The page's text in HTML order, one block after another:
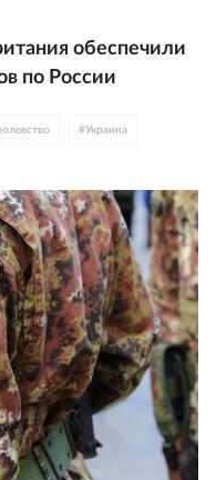
обеспечили
по России
#Украина